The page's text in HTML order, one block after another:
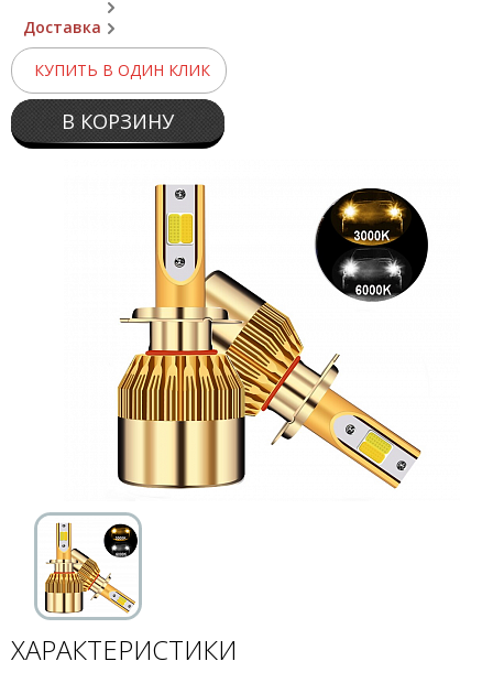
Доставка
КУПИТЬ В ОДИН КЛИК
В КОРЗИНУ
ХАРАКТЕРИСТИКИ